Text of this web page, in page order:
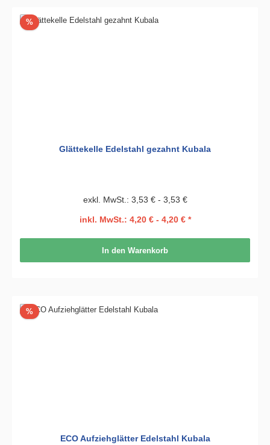
%Rabatt
Glättekelle Edelstahl gezahnt Kubala
exkl. MwSt.: 3,53 € - 3,53 €
inkl. MwSt.: 4,20 € - 4,20 € *
In den Warenkorb
%Rabatt
ECO Aufziehglätter Edelstahl Kubala